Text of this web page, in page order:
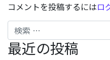
コメントを投稿するにはロ
検索
最近の投稿